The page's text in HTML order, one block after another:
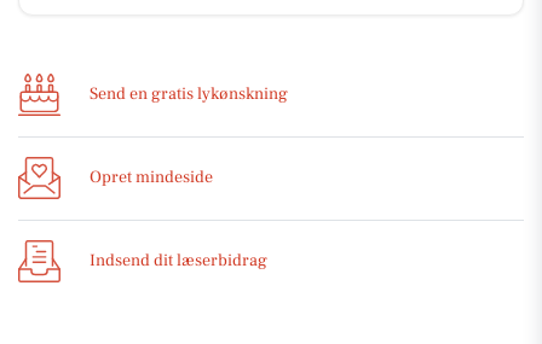
Send en gratis lykønskning
Opret mindeside
Indsend dit læserbidrag